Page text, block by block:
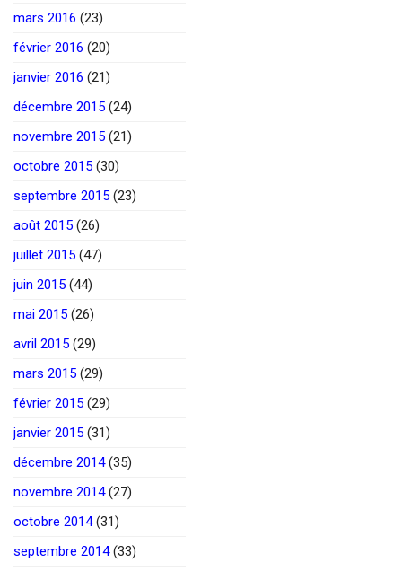
mars 2016 (23)
février 2016 (20)
janvier 2016 (21)
décembre 2015 (24)
novembre 2015 (21)
octobre 2015 (30)
septembre 2015 (23)
août 2015 (26)
juillet 2015 (47)
juin 2015 (44)
mai 2015 (26)
avril 2015 (29)
mars 2015 (29)
février 2015 (29)
janvier 2015 (31)
décembre 2014(35)
novembre 2014(27)
octobre 2014(31)
septembre 2014(33)